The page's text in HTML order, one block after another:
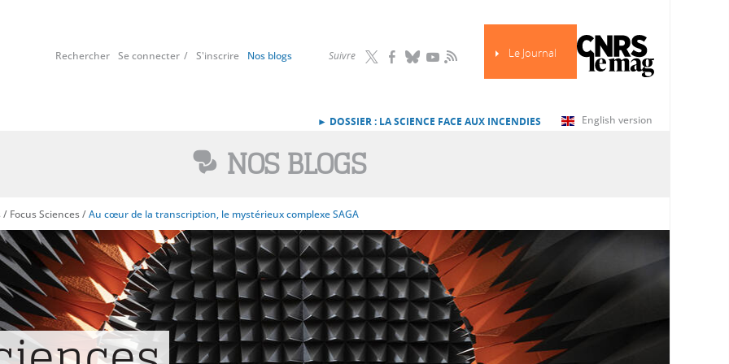
Le Journal
Suivre RSS
Rechercher Se connecter S'inscrire Nos blogs
English version
► DOSSIER : LA SCIENCE FACE AUX INCENDIES
NOS BLOGS
/ Focus Sciences/Au cœur de la transcription, le mystérieux complexe SAGA